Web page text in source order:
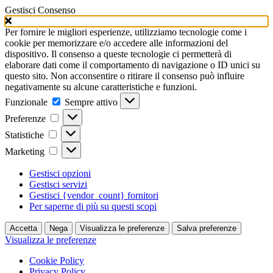
Gestisci Consenso
Per fornire le migliori esperienze, utilizziamo tecnologie come i
cookie per memorizzare e/o accedere alle informazioni del
dispositivo. Il consenso a queste tecnologie ci permetterà di
elaborare dati come il comportamento di navigazione o ID unici su
questo sito. Non acconsentire o ritirare il consenso può influire
negativamente su alcune caratteristiche e funzioni.
Funzionale
Funzionale
Sempre attivo
Preferenze
Preferenze
Statistiche Statistiche
Marketing Marketing
Gestisci opzioni
Gestisci servizi
Gestisci {vendor_count} fornitori
Per saperne di più su questi scopi
Accetta Nega Visualizza le preferenze Salva preferenze
Visualizza le preferenze
Cookie Policy